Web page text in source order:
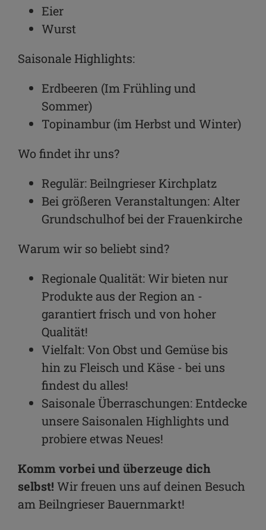
Eier
Wurst
Saisonale Highlights:
Erdbeeren (Im Frühling und
Sommer)
Topinambur (im Herbst und Winter)
Wo findet ihr uns?
Regulär: Beilngrieser Kirchplatz
Bei größeren Veranstaltungen: Alter
Grundschulhof bei der Frauenkirche
Warum wir so beliebt sind?
Regionale Qualität: Wir bieten nur
Produkte aus der Region an -
garantiert frisch und von hoher
Qualität!
Vielfalt: Von Obst und Gemüse bis
hin zu Fleisch und Käse - bei uns
findest du alles!
Saisonale Überraschungen: Entdecke
unsere Saisonalen Highlights und
probiere etwas Neues!
Komm vorbei und überzeuge dich
selbst! Wir freuen uns auf deinen Besuch
am Beilngrieser Bauernmarkt!